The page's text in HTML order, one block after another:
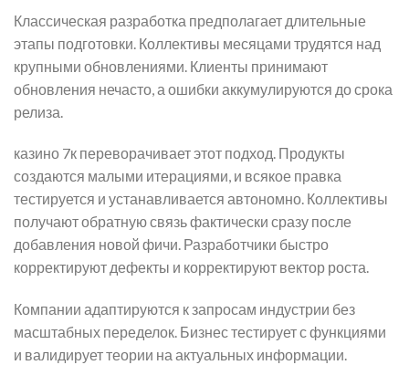
Классическая разработка предполагает длительные
этапы подготовки. Коллективы месяцами трудятся над
крупными обновлениями. Клиенты принимают
обновления нечасто, а ошибки аккумулируются до срока
релиза.
казино 7к переворачивает этот подход. Продукты
создаются малыми итерациями, и всякое правка
тестируется и устанавливается автономно. Коллективы
получают обратную связь фактически сразу после
добавления новой фичи. Разработчики быстро
корректируют дефекты и корректируют вектор роста.
Компании адаптируются к запросам индустрии без
масштабных переделок. Бизнес тестирует с функциями
и валидирует теории на актуальных информации.